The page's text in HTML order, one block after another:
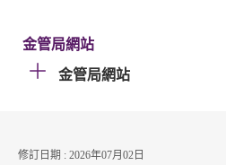
金管局網站
金管局網站
修訂日期 : 2026年07月02日